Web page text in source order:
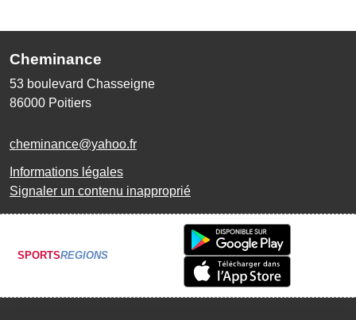
Cheminance
53 boulevard Chasseigne
86000 Poitiers
cheminance@yahoo.fr
Informations légales
Signaler un contenu inapproprié
SPORTSREGIONS